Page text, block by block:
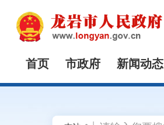
首页 市政府 新闻动态